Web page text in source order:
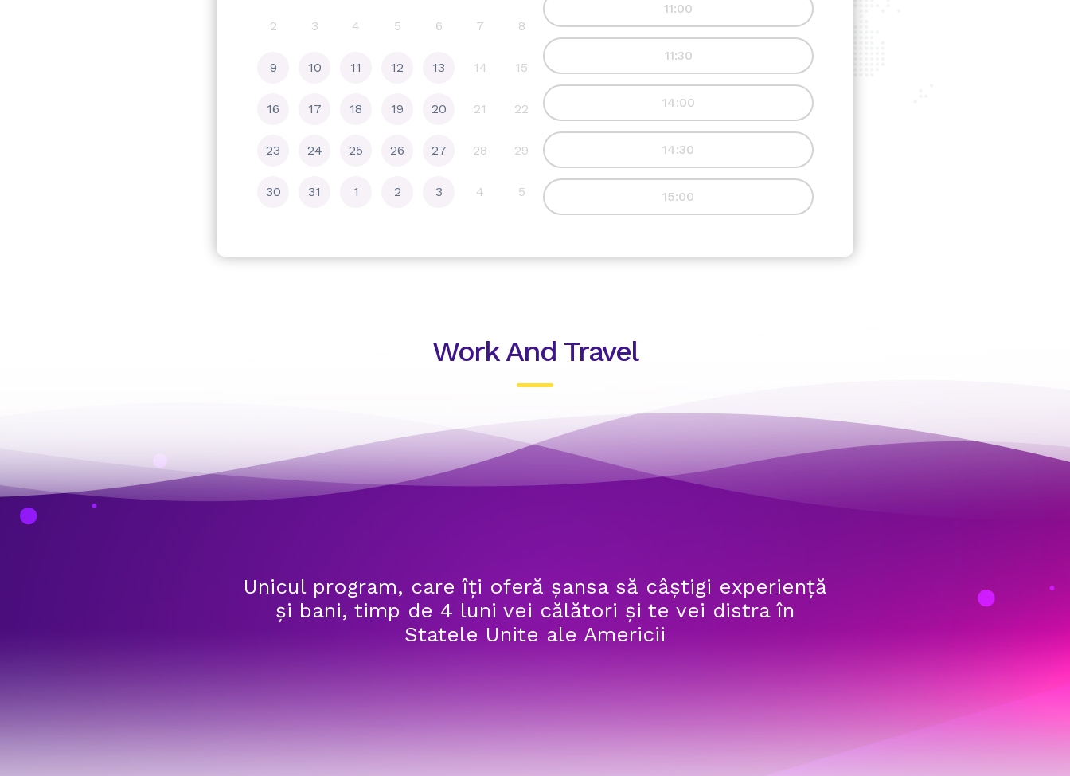
2 3 4 5 6 7 8
9 10 11 12 13 14 15
16 17 18 19 20 21 22
23 24 25 26 27 28 29
30 31 1 2 3 4 5
11:00
11:30
14:00
14:30
15:00
18:00
Work And Travel
Unicul program, care îți oferă șansa să câștigi experiență
și bani, timp de 4 luni vei călători și te vei distra în
Statele Unite ale Americii